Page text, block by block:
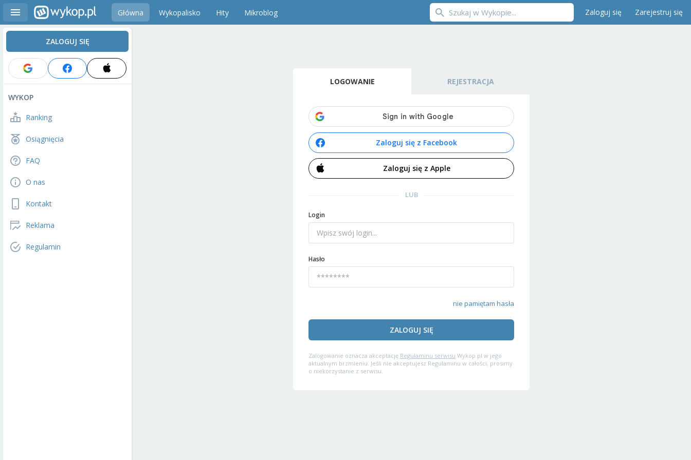
Główna Wykopalisko Hity Mikroblog Zaloguj się Zarejestruj się
ZALOGUJ SIĘ
WYKOP
Ranking
Osiągnięcia
FAQ
O nas
Kontakt
Reklama
Regulamin
LOGOWANIE REJESTRACJA
Zaloguj się z Facebook
Zaloguj się z Apple
LUB
Login
Hasło
nie pamiętam hasła
ZALOGUJ SIĘ
Zalogowanie oznacza akceptację Regulaminu serwisu Wykop.pl w jego
aktualnym brzmieniu. Jeśli nie akceptujesz Regulaminu w całości, prosimy
o niekorzystanie z serwisu.